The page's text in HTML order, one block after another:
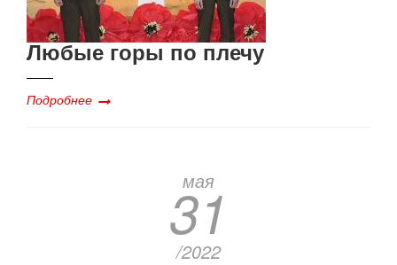
Любые горы по плечу
Подробнее
мая
31
/2022